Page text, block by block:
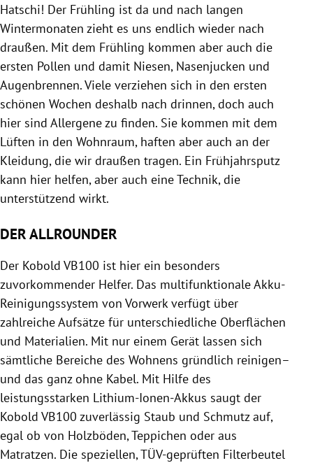
Hatschi! Der Frühling ist da und nach langen
Wintermonaten zieht es uns endlich wieder nach
draußen. Mit dem Frühling kommen aber auch die
ersten Pollen und damit Niesen, Nasenjucken und
Augenbrennen. Viele verziehen sich in den ersten
schönen Wochen deshalb nach drinnen, doch auch
hier sind Allergene zu finden. Sie kommen mit dem
Lüften in den Wohnraum, haften aber auch an der
Kleidung, die wir draußen tragen. Ein Frühjahrsputz
kann hier helfen, aber auch eine Technik, die
unterstützend wirkt.
DER ALLROUNDER
Der Kobold VB100 ist hier ein besonders
zuvorkommender Helfer. Das multifunktionale Akku-
Reinigungssystem von Vorwerk verfügt über
zahlreiche Aufsätze für unterschiedliche Oberflächen
und Materialien. Mit nur einem Gerät lassen sich
sämtliche Bereiche des Wohnens gründlich reinigen–
und das ganz ohne Kabel. Mit Hilfe des
leistungsstarken Lithium-Ionen-Akkus saugt der
Kobold VB100 zuverlässig Staub und Schmutz auf,
egal ob von Holzböden, Teppichen oder aus
Matratzen. Die speziellen, TÜV-geprüften Filterbeutel